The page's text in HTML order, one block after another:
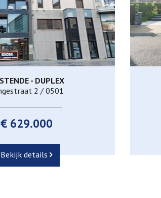
- DUPLEX
2 / 0501
€ 629.000
Bekijk details